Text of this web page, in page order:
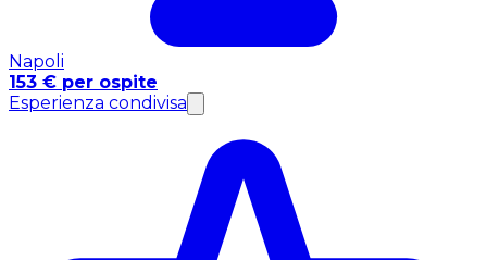
Napoli
153 € per ospite
Esperienza condivisa